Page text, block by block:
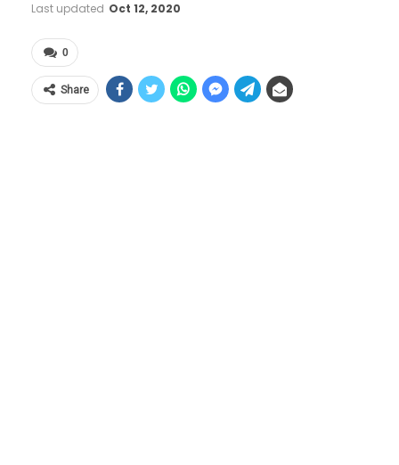
Last updated Oct 12, 2020
0
Share